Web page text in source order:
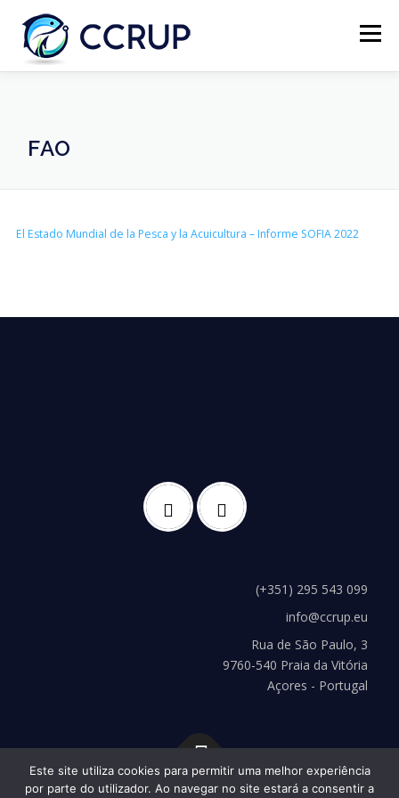
Menú
FAO
El Estado Mundial de la Pesca y la Acuicultura – Informe SOFIA 2022
(+351) 295 543 099
info@ccrup.eu
Rua de São Paulo, 3
9760-540 Praia da Vitória
Açores - Portugal
Este site utiliza cookies para permitir uma melhor experiência
por parte do utilizador. Ao navegar no site estará a consentir a